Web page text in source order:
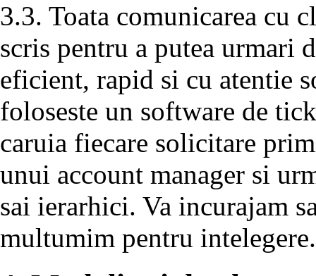
3.3. Toata comunicarea cu
scris pentru a putea urmari
eficient, rapid si cu atentie
foloseste un software de
caruia fiecare solicitare
unui account manager si
sai ierarhici. Va incurajam
multumim pentru intelegere.